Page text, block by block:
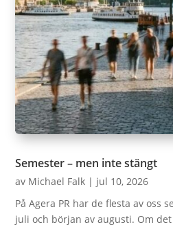
Semester – men inte stängt
av Michael Falk | jul 10, 2026
På Agera PR har de flesta av oss
juli och början av augusti. Om